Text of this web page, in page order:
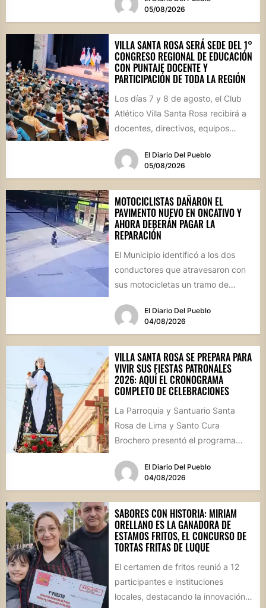
05/08/2026
VILLA SANTA ROSA SERÁ SEDE DEL 1°
CONGRESO REGIONAL DE EDUCACIÓN
CON PUNTAJE DOCENTE Y
PARTICIPACIÓN DE TODA LA REGIÓN
Los días 7 y 8 de agosto, el Club
Atlético Villa Santa Rosa recibirá a
docentes, directivos, equipos
El Diario Del Pueblo
05/08/2026
MOTOCICLISTAS DAÑARON EL
PAVIMENTO NUEVO EN ONCATIVO Y
AHORA DEBERÁN PAGAR LA
REPARACIÓN
El Municipio identificó a los dos
conductores que atravesaron con
sus motocicletas un tramo de
calle...
El Diario Del Pueblo
04/08/2026
VILLA SANTA ROSA SE PREPARA PARA
VIVIR SUS FIESTAS PATRONALES
2026: AQUÍ EL CRONOGRAMA
COMPLETO DE CELEBRACIONES
La Parroquia y Santuario Santa
Rosa de Lima y Santo Cura
Brochero presentó el programa
El Diario Del Pueblo
04/08/2026
SABORES CON HISTORIA: MIRIAM
ORELLANO ES LA GANADORA DE
ESTAMOS FRITOS, EL CONCURSO DE
TORTAS FRITAS DE LUQUE
El certamen de fritos reunió a 12
participantes e instituciones
locales, destacando la innovación